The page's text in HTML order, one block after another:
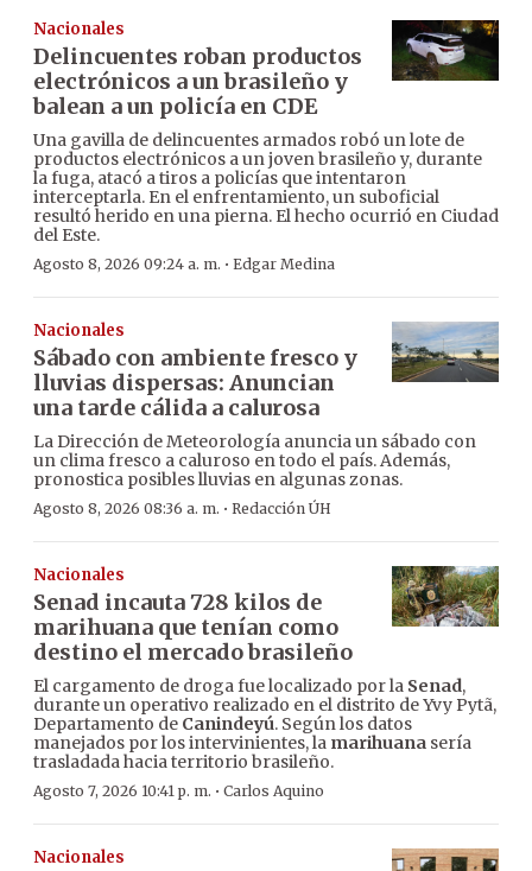
Nacionales
Delincuentes roban productos
electrónicos a un brasileño y
balean a un policía en CDE
Una gavilla de delincuentes armados robó un lote de
productos electrónicos a un joven brasileño y, durante
la fuga, atacó a tiros a policías que intentaron
interceptarla. En el enfrentamiento, un suboficial
resultó herido en una pierna. El hecho ocurrió en Ciudad
del Este.
Agosto 8, 2026 09:24 a. m. · Edgar Medina
Nacionales
Sábado con ambiente fresco y
lluvias dispersas: Anuncian
una tarde cálida a calurosa
La Dirección de Meteorología anuncia un sábado con
un clima fresco a caluroso en todo el país. Además,
pronostica posibles lluvias en algunas zonas.
Agosto 8, 2026 08:36 a. m. · Redacción ÚH
Nacionales
Senad incauta 728 kilos de
marihuana que tenían como
destino el mercado brasileño
El cargamento de droga fue localizado por la Senad,
durante un operativo realizado en el distrito de Yvy Pytã,
Departamento de Canindeyú. Según los datos
manejados por los intervinientes, la marihuana sería
trasladada hacia territorio brasileño.
Agosto 7, 2026 10:41 p. m. · Carlos Aquino
Nacionales